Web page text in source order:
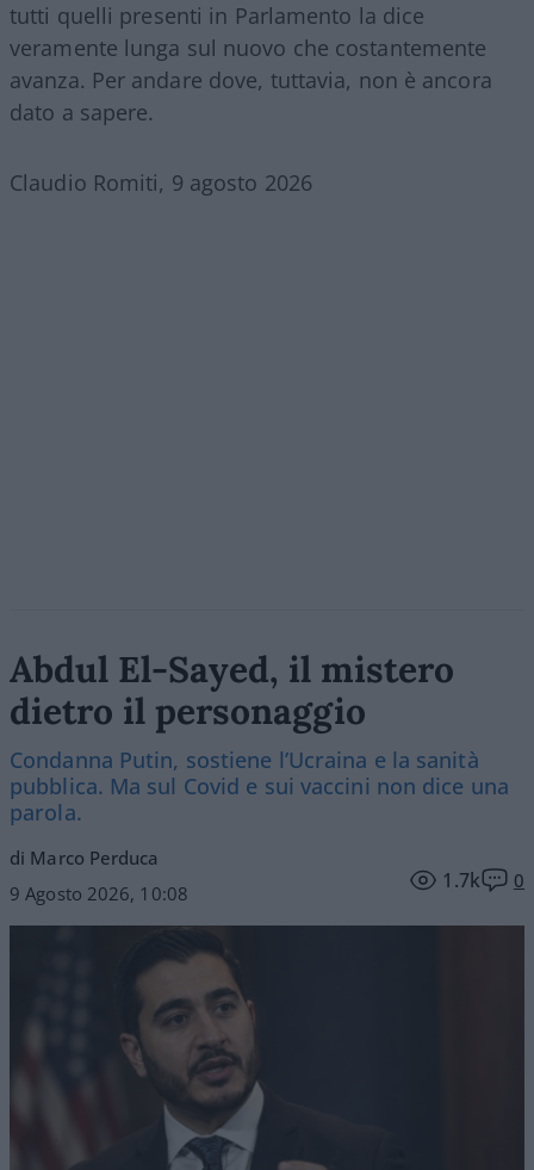
tutti quelli presenti in Parlamento la dice
veramente lunga sul nuovo che costantemente
avanza. Per andare dove, tuttavia, non è ancora
dato a sapere.
Claudio Romiti, 9 agosto 2026
Abdul El-Sayed, il mistero
dietro il personaggio
Condanna Putin, sostiene l’Ucraina e la sanità
pubblica. Ma sul Covid e sui vaccini non dice una
parola.
di Marco Perduca
9 Agosto 2026, 10:08
1.7k 0